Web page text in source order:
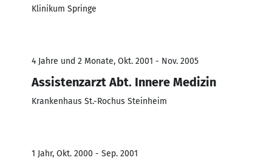
Klinikum Springe
4 Jahre und 2 Monate, Okt. 2001 - Nov. 2005
Assistenzarzt Abt. Innere Medizin
Krankenhaus St.-Rochus Steinheim
1 Jahr, Okt. 2000 - Sep. 2001